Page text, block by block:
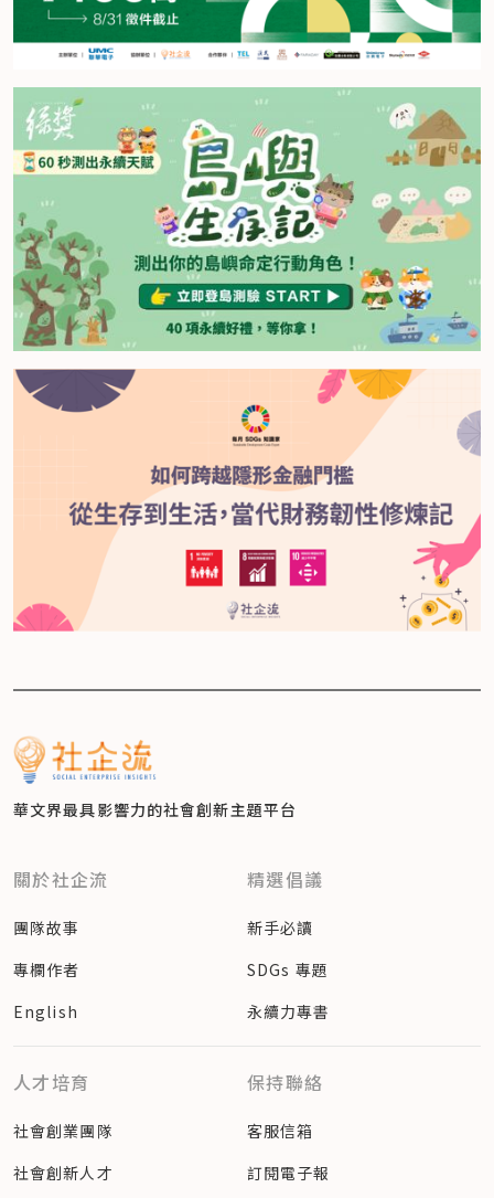
華文界最具影響力的社會創新主題平台
關於社企流
團隊故事
專欄作者
English
精選倡議
新手必讀
SDGs 專題
永續力專書
人才培育
社會創業團隊
社會創新人才
保持聯絡
客服信箱
訂閱電子報